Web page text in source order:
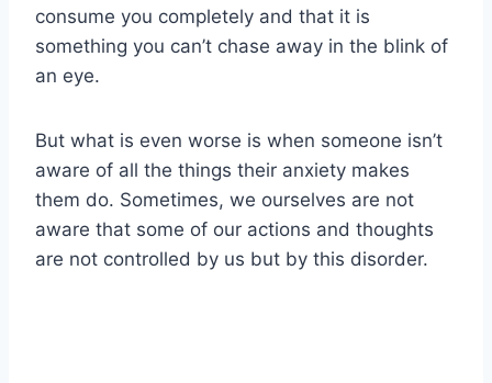
consume you completely and that it is
something you can’t chase away in the blink of
an eye.
But what is even worse is when someone isn’t
aware of all the things their anxiety makes
them do. Sometimes, we ourselves are not
aware that some of our actions and thoughts
are not controlled by us but by this disorder.